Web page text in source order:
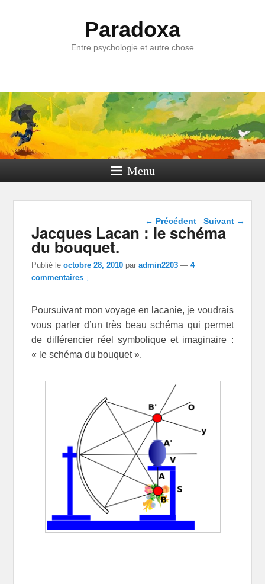
Paradoxa
Entre psychologie et autre chose
Menu
Navigation dans les
articles
← Précédent Suivant →
Jacques Lacan : le schéma
du bouquet.
Publié leoctobre 28, 2010 paradmin2203 —4
commentaires ↓
Poursuivant mon voyage en lacanie, je voudrais
vous parler d’un très beau schéma qui permet
de différencier réel symbolique et imaginaire :
« le schéma du bouquet ».